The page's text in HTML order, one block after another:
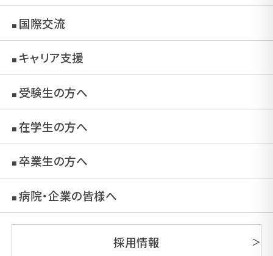
■国際交流
■キャリア支援
■受験生の方へ
■在学生の方へ
■卒業生の方へ
■病院・企業の皆様へ
採用情報